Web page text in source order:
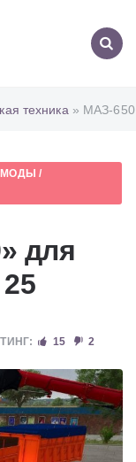
техника » МАЗ-
МОДЫ /
для
15 2